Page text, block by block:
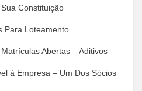
Constituição
Para Loteamento
Abertas – Aditivos
à Empresa – Um Dos Sócios